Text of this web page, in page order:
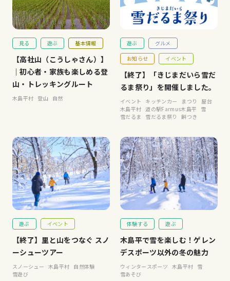
見る 遊ぶ 基本情報
【高社山（こうしゃさん）】
｜初心者・家族も楽しめる登
山・トレッキングルート
木島平村 登山 自然
遊ぶ
グルメ
お知らせ
イベント
【終了】「きじまだいら雪だ
るま祭り」を開催しました。
イベント キッチンカー まつり
屋台
木島平村 道の駅Farmus木島平
雪
雪だるま
雪だるま祭り 餅つき
遊ぶ イベント
【終了】里と山をつなぐ スノ
ーシューツアー
スノーシュー 木島平村 自然体験
雪遊び
体験する 遊ぶ
木島平で雪を楽しむ！ゲレン
デスポーツ以外の冬の魅力
ウィンタースポーツ 木島平村 雪
雪あそび